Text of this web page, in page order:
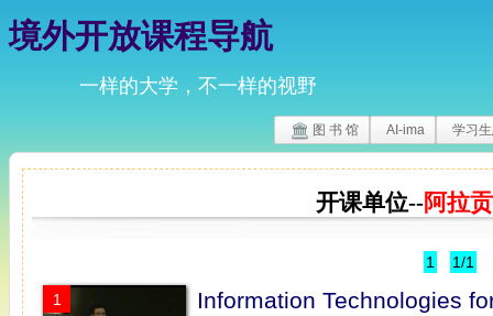
境外开放课程导航
一样的大学，不一样的视野
图 书 馆 AI-ima 学习
开课单位--阿拉
1 1/1
1
Information Technologies